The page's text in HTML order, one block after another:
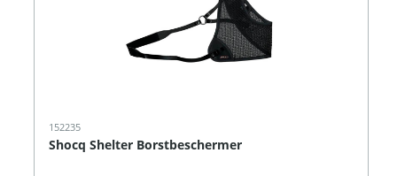
152235
Shocq Shelter Borstbeschermer